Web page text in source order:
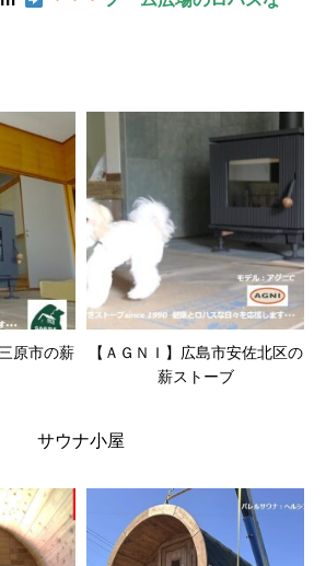
原市の薪
【ＡＧＮＩ】広島市安佐北区の
薪ストーブ
サウナ小屋